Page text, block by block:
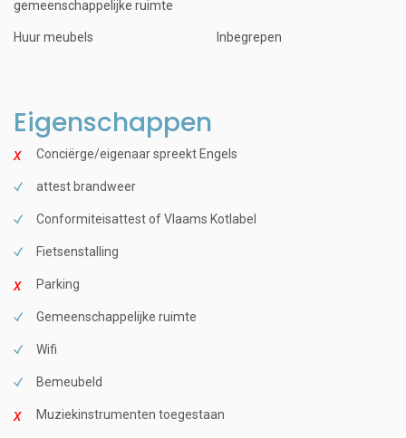
gemeenschappelijke ruimte
Huur meubels Inbegrepen
Eigenschappen
Conciërge/eigenaar spreekt Engels
attest brandweer
Conformiteisattest of Vlaams Kotlabel
Fietsenstalling
Parking
Gemeenschappelijke ruimte
Wifi
Bemeubeld
Muziekinstrumenten toegestaan